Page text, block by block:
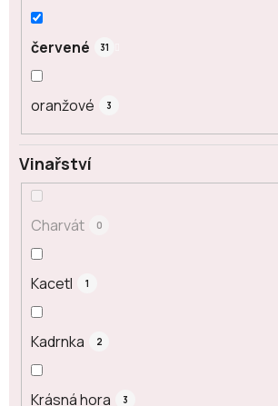
červené 31
oranžové 3
Vinařství
Charvát 0
Kacetl 1
Kadrnka 2
Krásná hora 3